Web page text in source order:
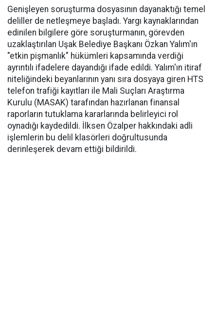
Genişleyen soruşturma dosyasının dayanaktığı temel
deliller de netleşmeye başladı. Yargı kaynaklarından
edinilen bilgilere göre soruşturmanın, görevden
uzaklaştırılan Uşak Belediye Başkanı Özkan Yalım'ın
"etkin pişmanlık" hükümleri kapsamında verdiği
ayrıntılı ifadelere dayandığı ifade edildi. Yalım'ın itiraf
niteliğindeki beyanlarının yanı sıra dosyaya giren HTS
telefon trafiği kayıtları ile Mali Suçları Araştırma
Kurulu (MASAK) tarafından hazırlanan finansal
raporların tutuklama kararlarında belirleyici rol
oynadığı kaydedildi. İlksen Özalper hakkındaki adli
işlemlerin bu delil klasörleri doğrultusunda
derinleşerek devam ettiği bildirildi.